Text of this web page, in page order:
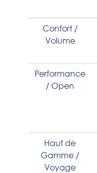
Confort /
Volume
Performance
/ Open
Haut de
Gamme /
Voyage